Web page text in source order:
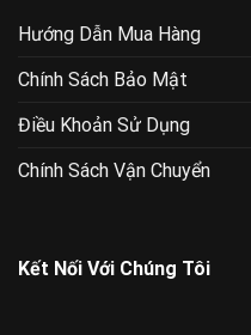
Hướng Dẫn Mua Hàng
Chính Sách Bảo Mật
Điều Khoản Sử Dụng
Chính Sách Vận Chuyển
Kết Nối Với Chúng Tôi